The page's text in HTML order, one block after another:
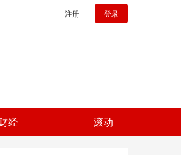
注册 登录
经 滚动